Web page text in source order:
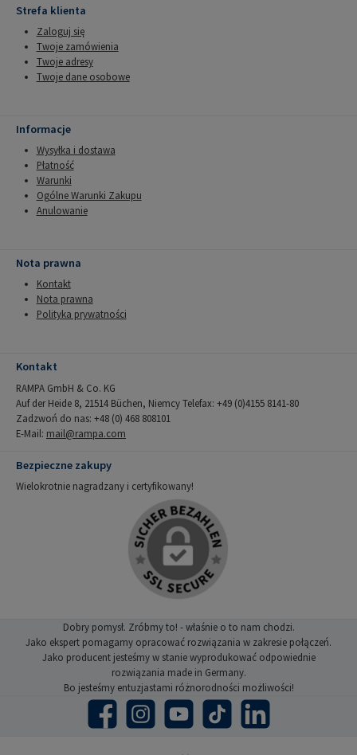
Strefa klienta
Zaloguj się
Twoje zamówienia
Twoje adresy
Twoje dane osobowe
Informacje
Wysyłka i dostawa
Płatność
Warunki
Ogólne Warunki Zakupu
Anulowanie
Nota prawna
Kontakt
Nota prawna
Polityka prywatności
Kontakt
RAMPA GmbH & Co. KG
Auf der Heide 8, 21514 Büchen, Niemcy Telefax: +49 (0)4155 8141-80
Zadzwoń do nas: +48 (0) 468 808101
E-Mail: mail@rampa.com
Bezpieczne zakupy
Wielokrotnie nagradzany i certyfikowany!
Dobry pomysł. Zróbmy to! - właśnie o to nam chodzi.
Jako ekspert pomagamy opracować rozwiązania w zakresie połączeń.
Jako producent jesteśmy w stanie wyprodukować odpowiednie
rozwiązania made in Germany.
Bo jesteśmy entuzjastami różnorodności możliwości!
Facebook Instagram YouTube TikTok LinkedIn